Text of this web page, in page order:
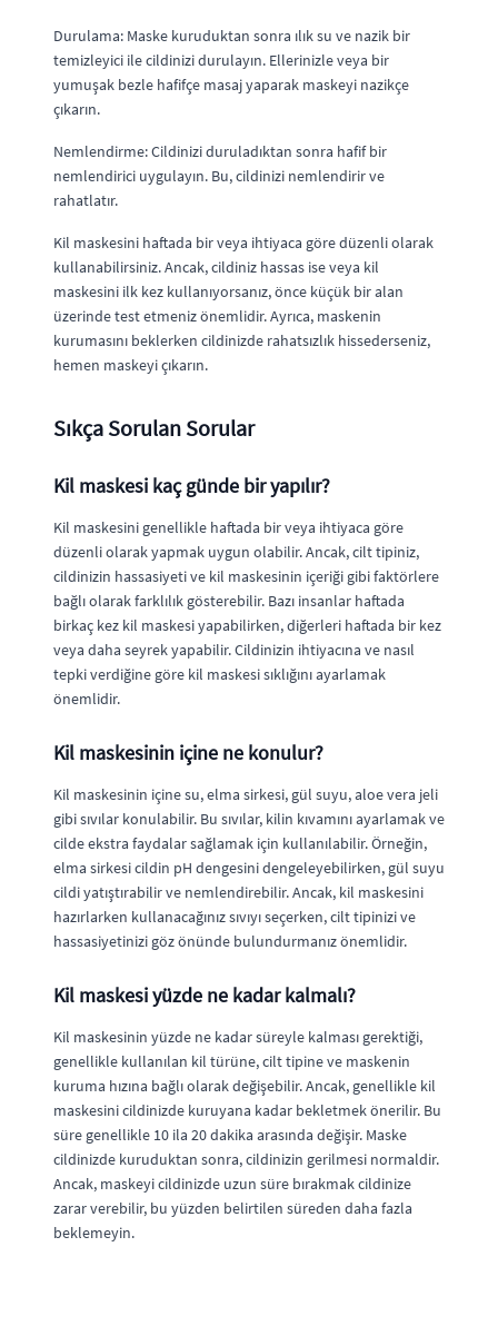
Durulama: Maske kuruduktan sonra ılık su ve nazik bir
temizleyici ile cildinizi durulayın. Ellerinizle veya bir
yumuşak bezle hafifçe masaj yaparak maskeyi nazikçe
çıkarın.
Nemlendirme: Cildinizi duruladıktan sonra hafif bir
nemlendirici uygulayın. Bu, cildinizi nemlendirir ve
rahatlatır.
Kil maskesini haftada bir veya ihtiyaca göre düzenli olarak
kullanabilirsiniz. Ancak, cildiniz hassas ise veya kil
maskesini ilk kez kullanıyorsanız, önce küçük bir alan
üzerinde test etmeniz önemlidir. Ayrıca, maskenin
kurumasını beklerken cildinizde rahatsızlık hissederseniz,
hemen maskeyi çıkarın.
Sıkça Sorulan Sorular
Kil maskesi kaç günde bir yapılır?
Kil maskesini genellikle haftada bir veya ihtiyaca göre
düzenli olarak yapmak uygun olabilir. Ancak, cilt tipiniz,
cildinizin hassasiyeti ve kil maskesinin içeriği gibi faktörlere
bağlı olarak farklılık gösterebilir. Bazı insanlar haftada
birkaç kez kil maskesi yapabilirken, diğerleri haftada bir kez
veya daha seyrek yapabilir. Cildinizin ihtiyacına ve nasıl
tepki verdiğine göre kil maskesi sıklığını ayarlamak
önemlidir.
Kil maskesinin içine ne konulur?
Kil maskesinin içine su, elma sirkesi, gül suyu, aloe vera jeli
gibi sıvılar konulabilir. Bu sıvılar, kilin kıvamını ayarlamak ve
cilde ekstra faydalar sağlamak için kullanılabilir. Örneğin,
elma sirkesi cildin pH dengesini dengeleyebilirken, gül suyu
cildi yatıştırabilir ve nemlendirebilir. Ancak, kil maskesini
hazırlarken kullanacağınız sıvıyı seçerken, cilt tipinizi ve
hassasiyetinizi göz önünde bulundurmanız önemlidir.
Kil maskesi yüzde ne kadar kalmalı?
Kil maskesinin yüzde ne kadar süreyle kalması gerektiği,
genellikle kullanılan kil türüne, cilt tipine ve maskenin
kuruma hızına bağlı olarak değişebilir. Ancak, genellikle kil
maskesini cildinizde kuruyana kadar bekletmek önerilir. Bu
süre genellikle 10 ila 20 dakika arasında değişir. Maske
cildinizde kuruduktan sonra, cildinizin gerilmesi normaldir.
Ancak, maskeyi cildinizde uzun süre bırakmak cildinize
zarar verebilir, bu yüzden belirtilen süreden daha fazla
beklemeyin.